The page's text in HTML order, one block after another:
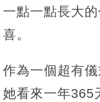
一點一點長大
喜。
作為一個超有
她看來一年365